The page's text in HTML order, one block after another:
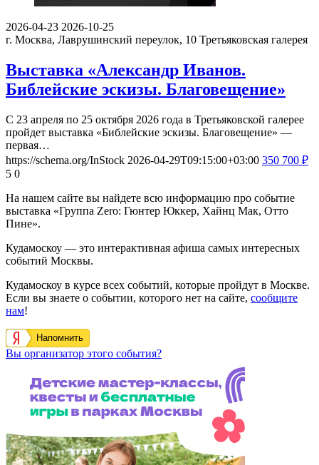
2026-04-23 2026-10-25
г. Москва, Лаврушинский переулок, 10 Третьяковская галерея
Выставка «Александр Иванов.
Библейские эскизы. Благовещение»
С 23 апреля по 25 октября 2026 года в Третьяковской галерее
пройдет выставка «Библейские эскизы. Благовещение» —
первая…
https://schema.org/InStock 2026-04-29T09:15:00+03:00 350 700 ₽
5 0
На нашем сайте вы найдете всю информацию про событие
выставка «Группа Zero: Гюнтер Юккер, Хайнц Мак, Отто
Пине».
Кудамоскоу — это интерактивная афиша самых интересных
событий Москвы.
Кудамоскоу в курсе всех событий, которые пройдут в Москве.
Если вы знаете о событии, которого нет на сайте, сообщите
нам!
Напомнить
Вы организатор этого события?